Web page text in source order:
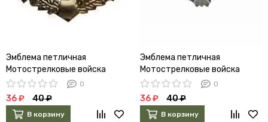
Эмблема петличная
Мотострелковые войска
металл золото
0
36 ₽ 40 ₽
В корзину
Эмблема петличная
Мотострелковые войска
металл полевая
0
36 ₽ 40 ₽
В корзину